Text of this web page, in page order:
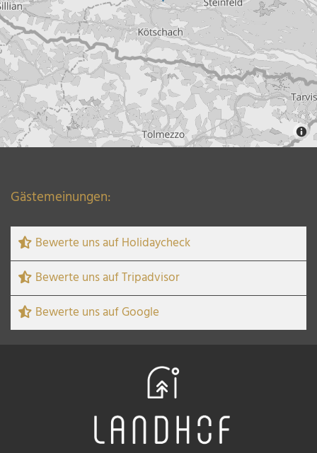
Gästemeinungen:
Bewerte uns auf Holidaycheck
Bewerte uns auf Tripadvisor
Bewerte uns auf Google